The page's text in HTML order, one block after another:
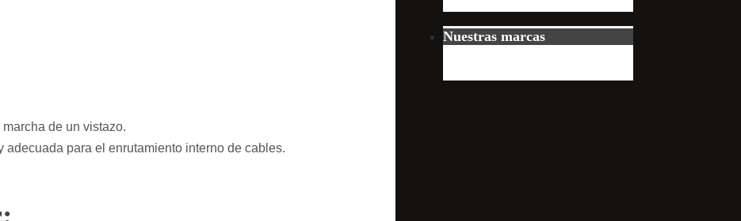
de un vistazo.
para el enrutamiento interno de cables.
Nuestras marcas